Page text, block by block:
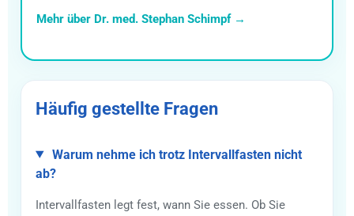
Mehr über Dr. med. Stephan Schimpf →
Häufig gestellte Fragen
Warum nehme ich trotz Intervallfasten nicht
ab?
Intervallfasten legt fest, wann Sie essen. Ob Sie